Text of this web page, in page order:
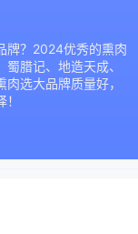
牌？2024优秀的熏肉
腊记、地造天成、
选大品牌质量好，